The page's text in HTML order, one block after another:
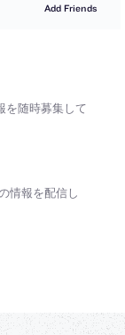
Add Friends
を随時募集して
情報を配信し